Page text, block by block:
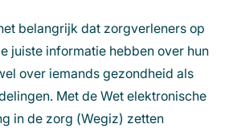
belangrijk dat zorgverleners op
juiste informatie hebben over hun
over iemands gezondheid als
Met de Wet elektronische
in de zorg (Wegiz) zetten